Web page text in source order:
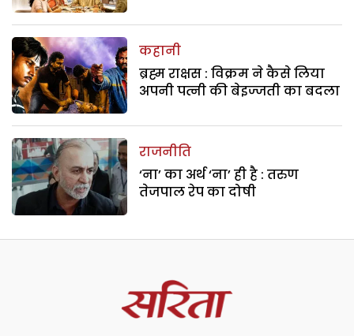
कहानी
ब्रह्म राक्षस : विक्रम ने कैसे लिया
अपनी पत्नी की बेइज्जती का बदला
राजनीति
‘ना’ का अर्थ ‘ना’ ही है : तरुण
तेजपाल रेप का दोषी